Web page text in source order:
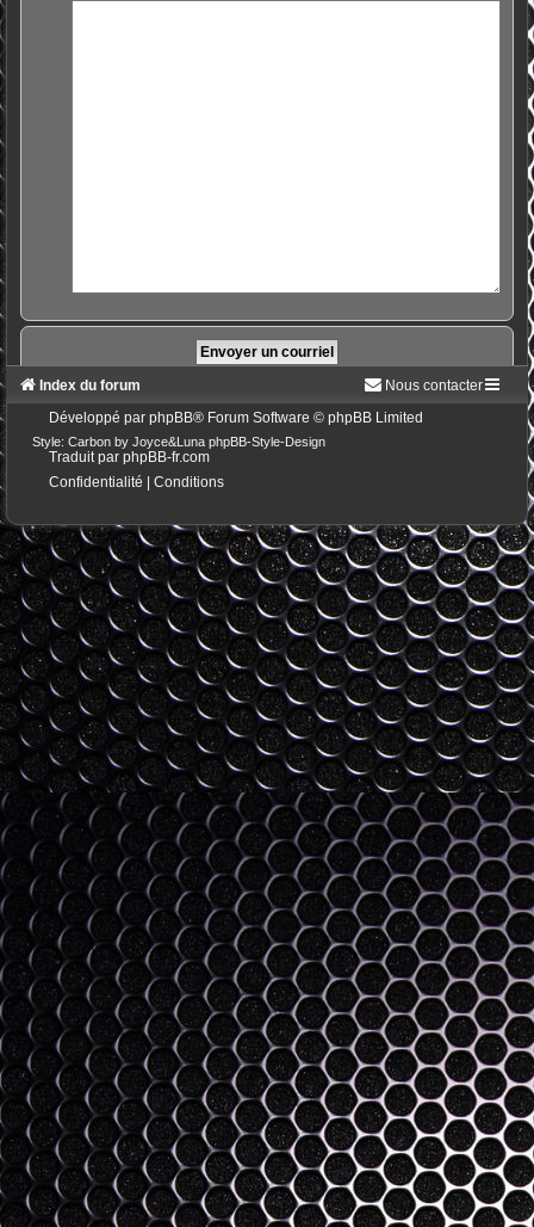
Index du forum
Nous contacter
Développé par phpBB® Forum Software © phpBB Limited
Style: Carbon by Joyce&LunaphpBB-Style-Design
Traduit par phpBB-fr.com
Confidentialité | Conditions